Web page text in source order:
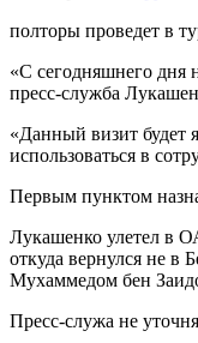
полторы проведет в
«С сегодняшнего дня
пресс-служба
«Данный визит будет
использоваться в
Первым пунктом
Лукашенко улетел в
откуда вернулся не в
Мухаммедом бен
Пресс-служа не